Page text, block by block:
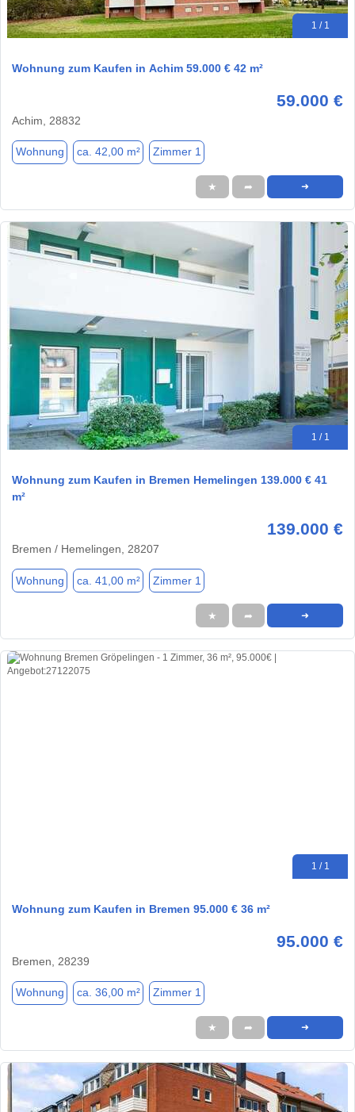
1 / 1
Wohnung zum Kaufen in Achim 59.000 € 42 m²
59.000 €
Achim, 28832
Wohnung ca. 42,00 m² Zimmer 1
★ ➦ ➜
1 / 1
Wohnung zum Kaufen in Bremen Hemelingen 139.000 € 41
m²
139.000 €
Bremen / Hemelingen, 28207
Wohnung ca. 41,00 m² Zimmer 1
★ ➦ ➜
1 / 1
Wohnung zum Kaufen in Bremen 95.000 € 36 m²
95.000 €
Bremen, 28239
Wohnung ca. 36,00 m² Zimmer 1
★ ➦ ➜